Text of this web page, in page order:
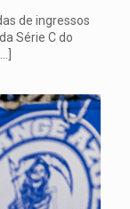
de ingressos
Série C do